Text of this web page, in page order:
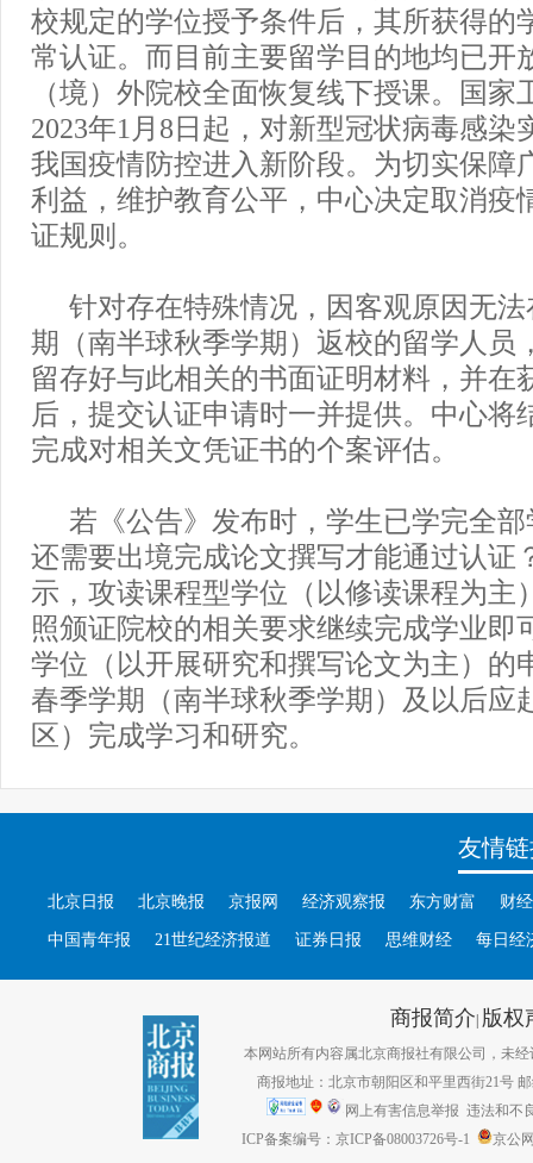
校规定的学位授予条件后，其所获得的
常认证。而目前主要留学目的地均已开
（境）外院校全面恢复线下授课。国家
2023年1月8日起，对新型冠状病毒感染
我国疫情防控进入新阶段。为切实保障
利益，维护教育公平，中心决定取消疫
证规则。
针对存在特殊情况，因客观原因无法
期（南半球秋季学期）返校的留学人员
留存好与此相关的书面证明材料，并在
后，提交认证申请时一并提供。中心将
完成对相关文凭证书的个案评估。
若《公告》发布时，学生已学完全
还需要出境完成论文撰写才能通过认证
示，攻读课程型学位（以修读课程为主
照颁证院校的相关要求继续完成学业即
学位（以开展研究和撰写论文为主）的
春季学期（南半球秋季学期）及以后应
区）完成学习和研究。
友情
北京日报 北京晚报 京报网 经济观察报 东方财富 财
中国青年报 21世纪经济报道 证券日报 思维财经 每日经
商报简介| 版权
本网站所有内容属北京商报社有限公司，未经
商报地址：北京市朝阳区和平里西街21号
网上有害信息举报 违法和不
ICP备案编号：京ICP备08003726号-1
京公